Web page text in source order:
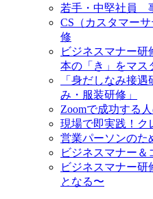
若手・中堅社員
CS（カスタマー
修
ビジネスマナー
本の「き」をマス
「身だしなみ接
み・服装研修」
Zoomで成功する
現場で即実践！ク
営業パーソンのた
ビジネスマナー＆
ビジネスマナー
となる〜